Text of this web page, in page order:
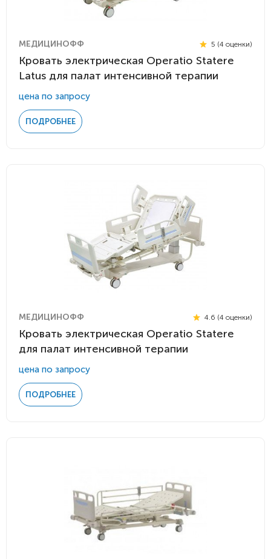
МЕДИЦИНОФФ 5 (4 оценки)
Кровать электрическая Operatio Statere
Latus для палат интенсивной терапии
цена по запросу
ПОДРОБНЕЕ
МЕДИЦИНОФФ 4.6 (4 оценки)
Кровать электрическая Operatio Statere
для палат интенсивной терапии
цена по запросу
ПОДРОБНЕЕ